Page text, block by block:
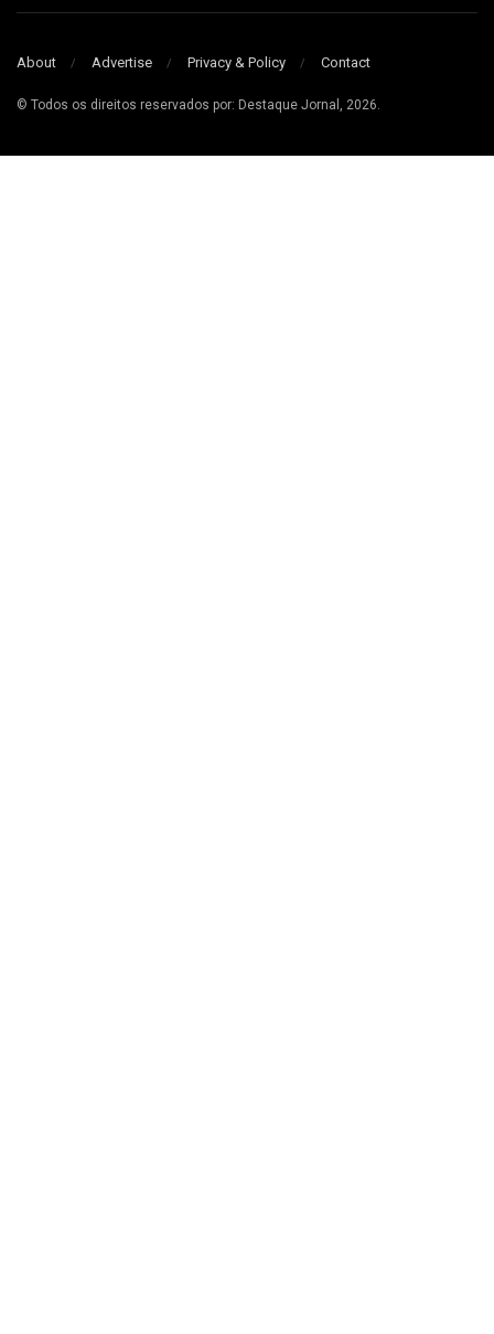
About Advertise Privacy & Policy Contact
© Todos os direitos reservados por: Destaque Jornal, 2026.